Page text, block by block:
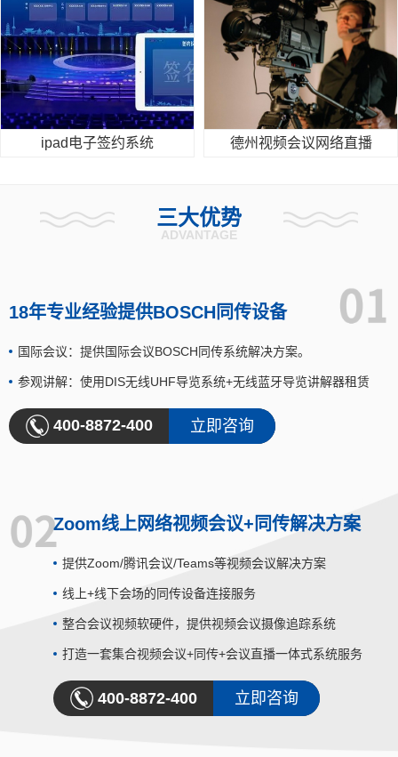
ipad电子签约系统 德州视频会议网络直播
三大优势
ADVANTAGE
18年专业经验提供BOSCH同传设备
国际会议：提供国际会议BOSCH同传系统解决方案。
参观讲解：使用DIS无线UHF导览系统+无线蓝牙导览讲解器租赁
400-8872-400 立即咨询
Zoom线上网络视频会议+同传解决方案
提供Zoom/腾讯会议/Teams等视频会议解决方案
线上+线下会场的同传设备连接服务
整合会议视频软硬件，提供视频会议摄像追踪系统
打造一套集合视频会议+同传+会议直播一体式系统服务
400-8872-400 立即咨询